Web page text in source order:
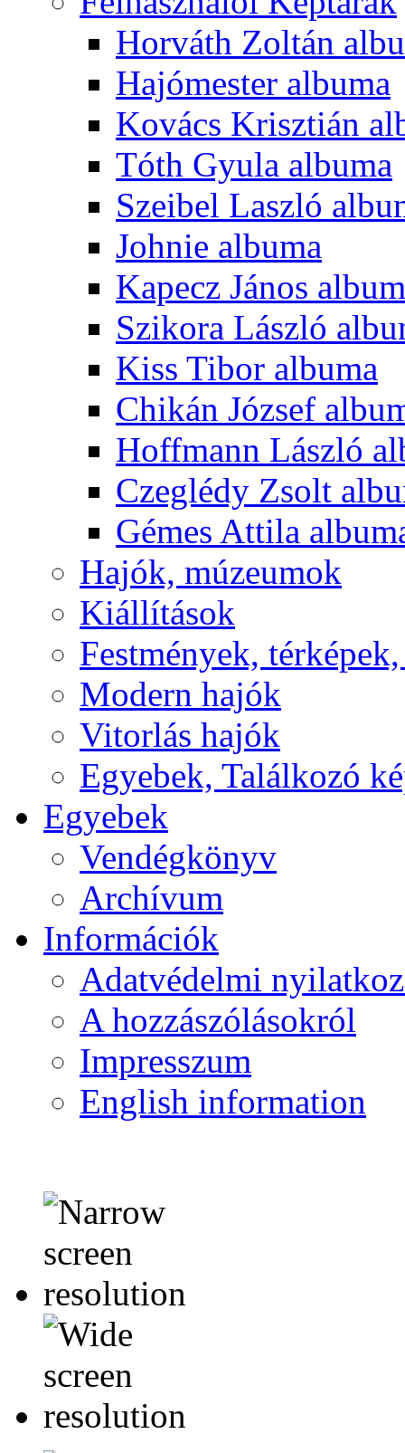
Horváth Zoltán
Hajómester albuma
Kovács Krisztián
Tóth Gyula albuma
Szeibel Laszló
Johnie albuma
Kapecz János
Szikora László
Kiss Tibor albuma
Chikán József
Hoffmann László
Czeglédy Zsolt
Gémes Attila
Hajók, múzeumok
Kiállítások
Festmények,
Modern hajók
Vitorlás hajók
Egyebek, Találkozó
Egyebek
Vendégkönyv
Archívum
Információk
Adatvédelmi
A hozzászólásokról
Impresszum
English information